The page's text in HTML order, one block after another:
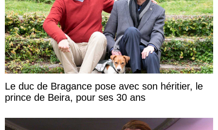
Le duc de Bragance pose avec son héritier, le
prince de Beira, pour ses 30 ans